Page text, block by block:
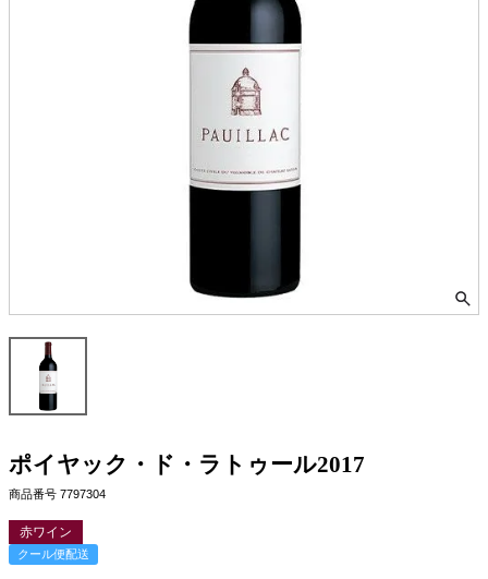
ポイヤック・ド・ラトゥール2017
商品番号 7797304
赤ワイン
クール便配送